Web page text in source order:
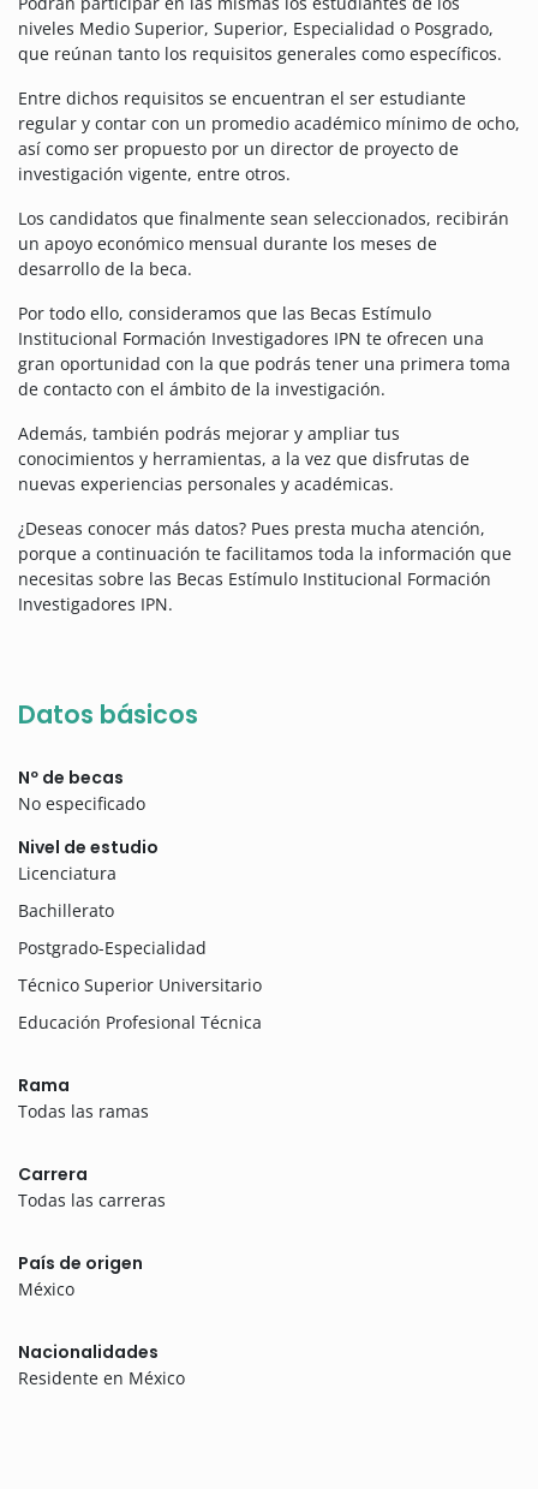
niveles Medio Superior, Superior, Especialidad o Posgrado,
que reúnan tanto los requisitos generales como específicos.
Entre dichos requisitos se encuentran el ser estudiante
regular y contar con un promedio académico mínimo de ocho,
así como ser propuesto por un director de proyecto de
investigación vigente, entre otros.
Los candidatos que finalmente sean seleccionados, recibirán
un apoyo económico mensual durante los meses de
desarrollo de la beca.
Por todo ello, consideramos que las Becas Estímulo
Institucional Formación Investigadores IPN te ofrecen una
gran oportunidad con la que podrás tener una primera toma
de contacto con el ámbito de la investigación.
Además, también podrás mejorar y ampliar tus
conocimientos y herramientas, a la vez que disfrutas de
nuevas experiencias personales y académicas.
¿Deseas conocer más datos? Pues presta mucha atención,
porque a continuación te facilitamos toda la información que
necesitas sobre las Becas Estímulo Institucional Formación
Investigadores IPN.
Datos básicos
Nº de becas
No especificado
Nivel de estudio
Licenciatura
Bachillerato
Postgrado-Especialidad
Técnico Superior Universitario
Educación Profesional Técnica
Rama
Todas las ramas
Carrera
Todas las carreras
País de origen
México
Nacionalidades
Residente en México